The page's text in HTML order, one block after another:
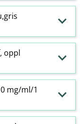
oppl
mg/ml/1